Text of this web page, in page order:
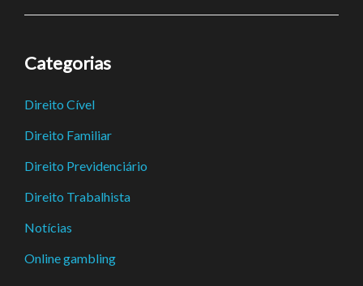
Categorias
Direito Cível
Direito Familiar
Direito Previdenciário
Direito Trabalhista
Notícias
Online gambling